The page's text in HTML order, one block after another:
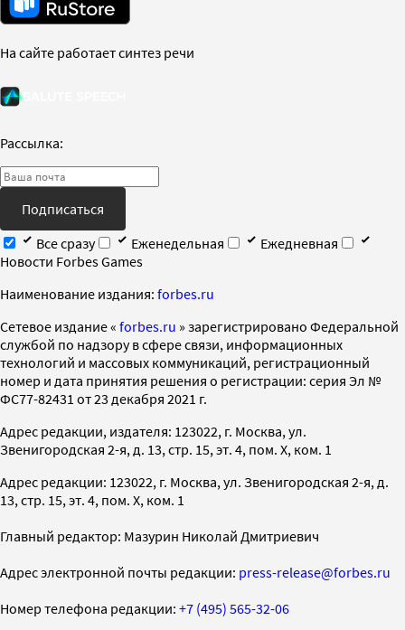
На сайте работает синтез речи
Рассылка:
Подписаться
Все сразу
Еженедельная
Ежедневная
Новости Forbes Games
Наименование издания: forbes.ru
Cетевое издание « forbes.ru » зарегистрировано Федеральной
службой по надзору в сфере связи, информационных
технологий и массовых коммуникаций, регистрационный
номер и дата принятия решения о регистрации: серия Эл №
ФС77-82431 от 23 декабря 2021 г.
Адрес редакции, издателя: 123022, г. Москва, ул.
Звенигородская 2-я, д. 13, стр. 15, эт. 4, пом. X, ком. 1
Адрес редакции: 123022, г. Москва, ул. Звенигородская 2-я, д.
13, стр. 15, эт. 4, пом. X, ком. 1
Главный редактор: Мазурин Николай Дмитриевич
Адрес электронной почты редакции: press-release@forbes.ru
Номер телефона редакции: +7 (495) 565-32-06